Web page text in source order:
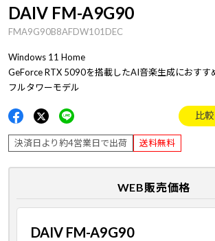
DAIV FM-A9G90
FMA9G90B8AFDW101DEC
Windows 11 Home
GeForce RTX 5090を搭載したAI音楽生成におすす
フルタワーモデル
比
決済日より約4営業日で出荷 送料無料
WEB販売価格
DAIV FM-A9G90